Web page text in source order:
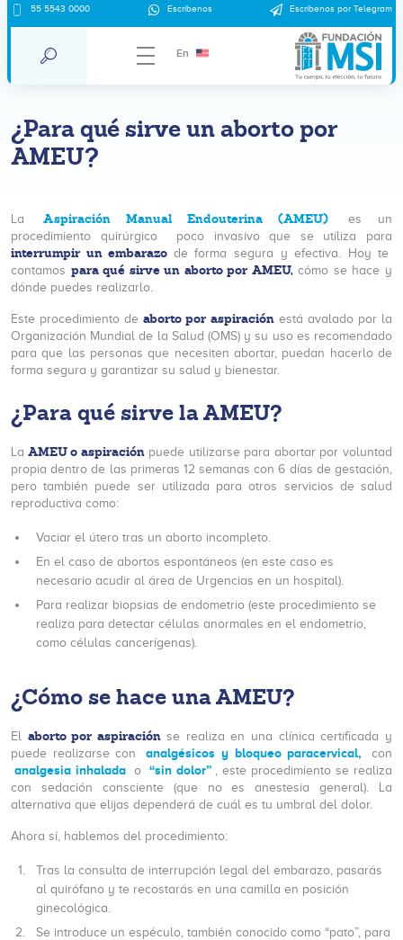
55 5543 0000 Escríbenos Escríbenos por Telegram
En
¿Para qué sirve un aborto por
AMEU?
La Aspiración Manual Endouterina (AMEU)
es un
procedimiento quirúrgico poco invasivo que se utiliza para
interrumpir un embarazo de forma segura y efectiva. Hoy te
contamos para qué sirve un aborto por AMEU,cómo se hace y
dónde puedes realizarlo.
Este procedimiento deaborto por aspiraciónestá avalado por la
Organización Mundial de la Salud (OMS) y su uso es recomendado
para que las personas que necesiten abortar, puedan hacerlo de
forma segura y garantizar su salud y bienestar.
¿Para qué sirve la AMEU?
La AMEU o aspiraciónpuede utilizarse para abortar por voluntad
propia dentro de las primeras 12 semanas con 6 días de gestación,
pero también puede ser utilizada para otros servicios de salud
reproductiva como:
Vaciar el útero tras un aborto incompleto.
En el caso de abortos espontáneos (en este caso es
necesario acudir al área de Urgencias en un hospital).
Para realizar biopsias de endometrio (este procedimiento se
realiza para detectar células anormales en el endometrio,
como células cancerígenas).
¿Cómo se hace una AMEU?
El aborto por aspiración se realiza en una clínica certificada y
puede realizarse con
analgésicos y bloqueo paracervical, con
analgesia inhalada o “sin dolor” , este procedimiento se realiza
con sedación consciente (que no es anestesia general). La
alternativa que elijas dependerá de cuál es tu umbral del dolor.
Ahora sí, hablemos del procedimiento:
Tras la consulta de interrupción legal del embarazo, pasarás
al quirófano y te recostarás en una camilla en posición
ginecológica.
Se introduce un espéculo, también conocido como “pato”, para